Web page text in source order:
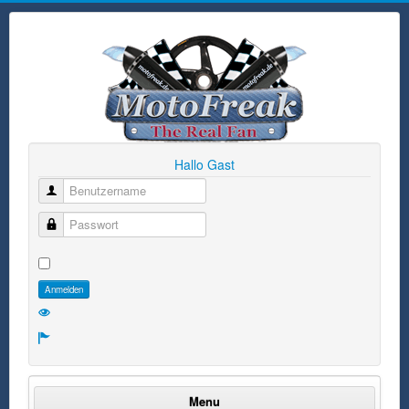
Hallo Gast
Benutzername
Passwort
Anmelden
Menu